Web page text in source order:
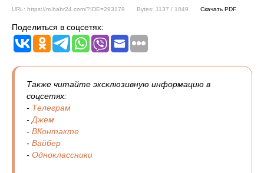
URL: https://m.babr24.com/?IDE=293179 Bytes: 1137 / 1049 Скачать PDF
Поделиться в соцсетях:
Также читайте эксклюзивную информацию в
соцсетях:
- Телеграм
-Джем
- ВКонтакте
- Вайбер
- Одноклассники